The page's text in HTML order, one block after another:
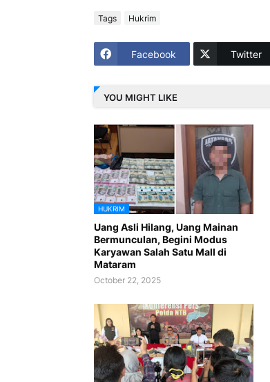
Tags Hukrim
Facebook Twitter
YOU MIGHT LIKE
HUKRIM
Uang Asli Hilang, Uang Mainan
Bermunculan, Begini Modus
Karyawan Salah Satu Mall di
Mataram
October 22, 2025